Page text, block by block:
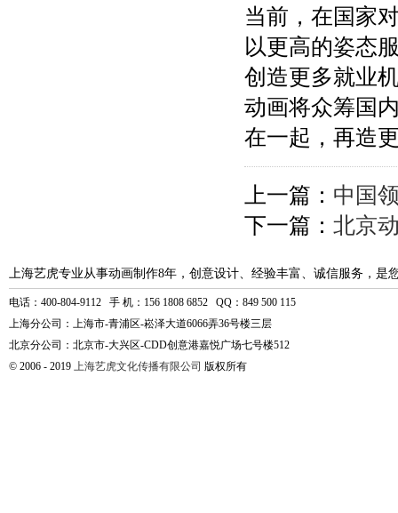
当前，在国家
以更高的姿态
创造更多就业
动画将众筹国
在一起，再造
上一篇： 中国
下一篇： 北京
上海艺虎专业从事动画制作8年，创意设计、经验丰富、诚信服务，是
电话：400-804-9112 手 机：156 1808 6852 QQ：849 500 115
上海分公司：上海市-青浦区-崧泽大道6066弄36号楼三层
北京分公司：北京市-大兴区-CDD创意港嘉悦广场七号楼512
© 2006 - 2019 上海艺虎文化传播有限公司 版权所有